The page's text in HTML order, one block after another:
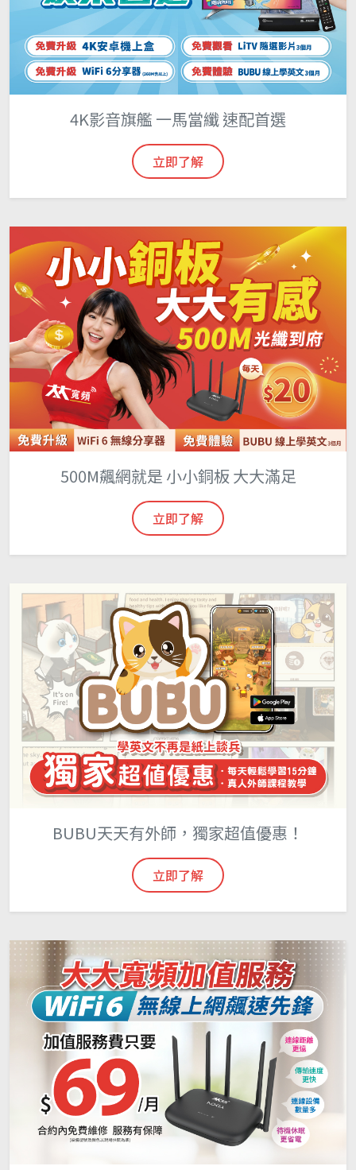
4K影音旗艦 一馬當纖 速配首選
立即了解
500M飆網就是 小小銅板 大大滿足
立即了解
BUBU天天有外師，獨家超值優惠！
立即了解